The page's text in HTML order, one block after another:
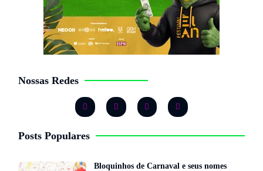
Nossas Redes
Posts Populares
Bloquinhos de Carnaval e seus nomes